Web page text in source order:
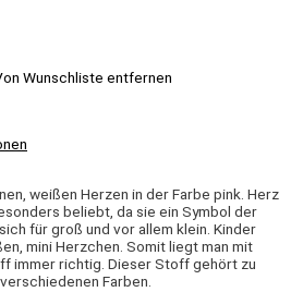
Wunschliste entfernen
weißen Herzen in der Farbe pink. Herz
beliebt, da sie ein Symbol der
für groß und vor allem klein. Kinder
mini Herzchen. Somit liegt man mit
immer richtig. Dieser Stoff gehört zu
Farben.